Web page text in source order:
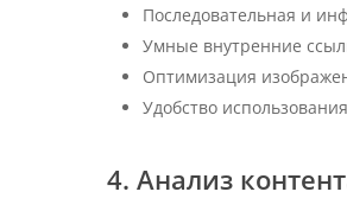
Последовательная и
Умные внутренние
Оптимизация
Удобство
4. Анализ